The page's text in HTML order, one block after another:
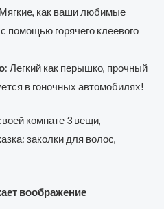
как ваши любимые
помощью горячего клеевого
: Легкий как перышко, прочный
в гоночных автомобилях!
комнате 3 вещи,
заколки для волос,
воображение